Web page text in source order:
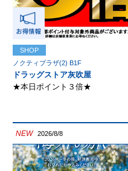
SHOP
ノクティプラザ(2) B1F
ドラッグストア灰吹屋
★本日ポイント３倍★
NEW 2026/8/8